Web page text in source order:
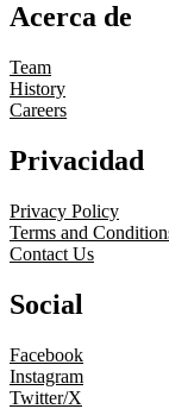
Acerca de
Team
History
Careers
Privacidad
Privacy Policy
Terms and
Contact Us
Social
Facebook
Instagram
Twitter/X